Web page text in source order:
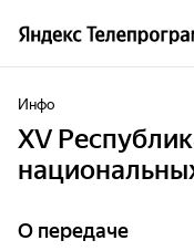
Инфо
ХV
О передаче